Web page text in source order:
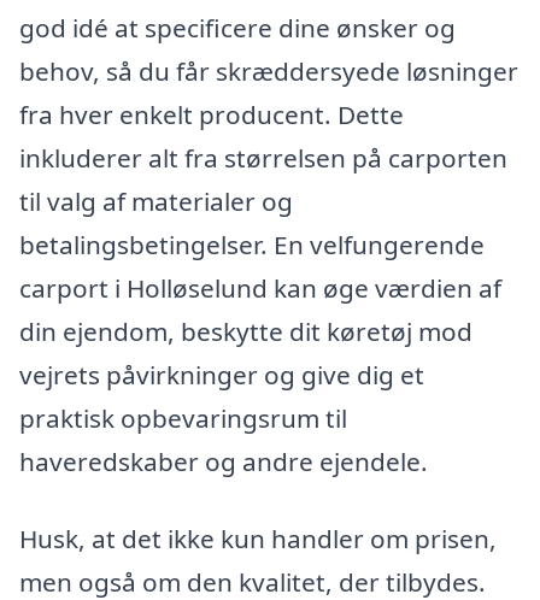
god idé at specificere dine ønsker og
behov, så du får skræddersyede løsninger
fra hver enkelt producent. Dette
inkluderer alt fra størrelsen på carporten
til valg af materialer og
betalingsbetingelser. En velfungerende
carport i Holløselund kan øge værdien af
din ejendom, beskytte dit køretøj mod
vejrets påvirkninger og give dig et
praktisk opbevaringsrum til
haveredskaber og andre ejendele.
Husk, at det ikke kun handler om prisen,
men også om den kvalitet, der tilbydes.